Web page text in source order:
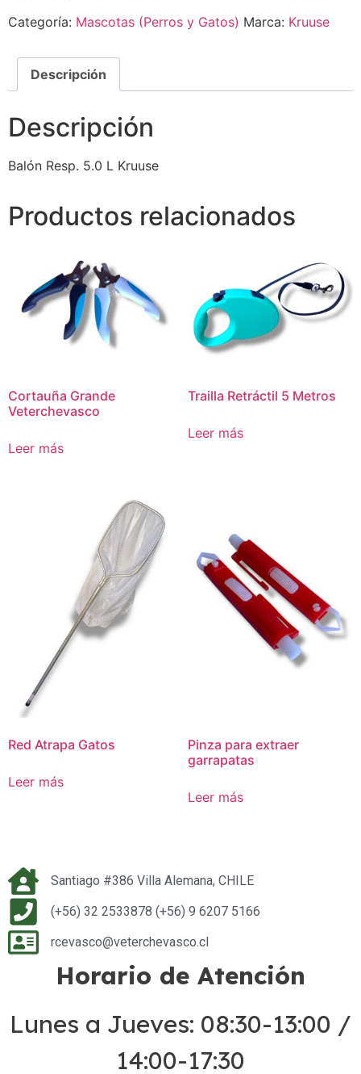
Categoría: Mascotas (Perros y Gatos) Marca: Kruuse
Descripción
Descripción
Balón Resp. 5.0 L Kruuse
Productos relacionados
Cortauña Grande
Veterchevasco
Leer más
Trailla Retráctil 5 Metros
Leer más
Red Atrapa Gatos
Leer más
Pinza para extraer
garrapatas
Leer más
Santiago #386 Villa Alemana, CHILE
(+56) 32 2533878 (+56) 9 6207 5166
rcevasco@veterchevasco.cl
Horario de Atención
Lunes a Jueves: 08:30-13:00 /
14:00-17:30